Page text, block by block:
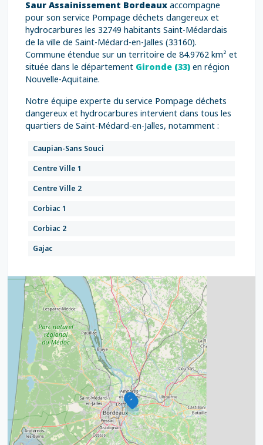
Saur Assainissement Bordeaux accompagne
pour son service Pompage déchets dangereux et
hydrocarbures les 32749 habitants Saint-Médardais
de la ville de Saint-Médard-en-Jalles (33160).
Commune étendue sur un territoire de 84.9762 km² et
située dans le département Gironde (33) en région
Nouvelle-Aquitaine.
Notre équipe experte du service Pompage déchets
dangereux et hydrocarbures intervient dans tous les
quartiers de Saint-Médard-en-Jalles, notamment :
Caupian-Sans Souci
Centre Ville 1
Centre Ville 2
Corbiac 1
Corbiac 2
Gajac
Hastignan-Picot
Issac-Cérillan
Magudas
Zone d'Activités (CAEPE-Aérospatiale)
Zone d'Activités (Snpe)
Zone Route du Porge
2
2
4
32
11
11